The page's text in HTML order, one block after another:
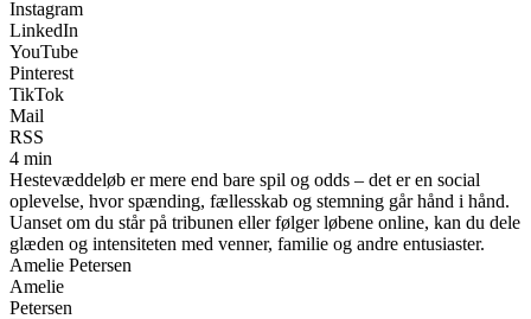
Instagram
LinkedIn
YouTube
Pinterest
TikTok
Mail
RSS
4 min
Hestevæddeløb er mere end bare spil og odds – det er en social
oplevelse, hvor spænding, fællesskab og stemning går hånd i hånd.
Uanset om du står på tribunen eller følger løbene online, kan du dele
glæden og intensiteten med venner, familie og andre entusiaster.
Amelie Petersen
Amelie
Petersen